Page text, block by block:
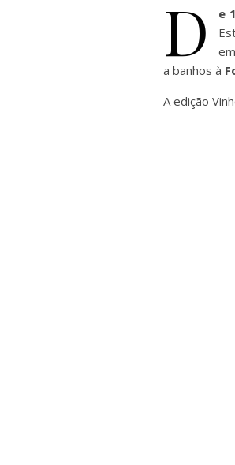
D e
a banhos à
A edição